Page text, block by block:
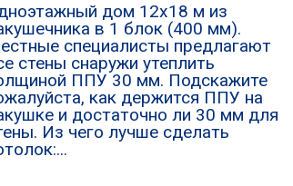
дом 12х18 м из
в 1 блок (400 мм).
специалисты предлагают
стены снаружи утеплить
ППУ 30 мм. Подскажите
как держится ППУ на
и достаточно ли 30 мм для
Из чего лучше сделать